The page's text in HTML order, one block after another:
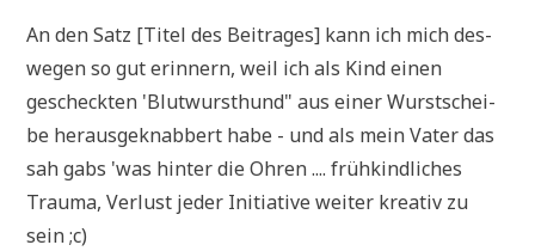
An den Satz [Titel des Bei­tra­ges] kann ich mich des­
we­gen so gut erin­nern, weil ich als Kind einen
gescheck­ten 'Blut­wurst­hund" aus einer Wurst­schei­
be her­aus­ge­knab­bert habe - und als mein Vater das
sah gabs 'was hin­ter die Ohren .... früh­kind­li­ches
Trau­ma, Ver­lust jeder Initia­ti­ve wei­ter krea­tiv zu
sein ;c)